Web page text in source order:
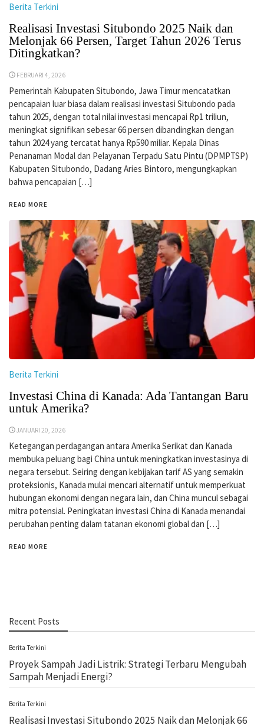
Berita Terkini
Realisasi Investasi Situbondo 2025 Naik dan
Melonjak 66 Persen, Target Tahun 2026 Terus
Ditingkatkan?
FEBRUARI 4, 2026
Pemerintah Kabupaten Situbondo, Jawa Timur mencatatkan
pencapaian luar biasa dalam realisasi investasi Situbondo pada
tahun 2025, dengan total nilai investasi mencapai Rp1 triliun,
meningkat signifikan sebesar 66 persen dibandingkan dengan
tahun 2024 yang tercatat hanya Rp590 miliar. Kepala Dinas
Penanaman Modal dan Pelayanan Terpadu Satu Pintu (DPMPTSP)
Kabupaten Situbondo, Dadang Aries Bintoro, mengungkapkan
bahwa pencapaian […]
READ MORE
Berita Terkini
Investasi China di Kanada: Ada Tantangan Baru
untuk Amerika?
JANUARI 20, 2026
Ketegangan perdagangan antara Amerika Serikat dan Kanada
membuka peluang bagi China untuk meningkatkan investasinya di
negara tersebut. Seiring dengan kebijakan tarif AS yang semakin
proteksionis, Kanada mulai mencari alternatif untuk memperkuat
hubungan ekonomi dengan negara lain, dan China muncul sebagai
mitra potensial. Peningkatan investasi China di Kanada menandai
perubahan penting dalam tatanan ekonomi global dan […]
READ MORE
Recent Posts
Berita Terkini
Proyek Sampah Jadi Listrik: Strategi Terbaru Mengubah
Sampah Menjadi Energi?
Berita Terkini
Realisasi Investasi Situbondo 2025 Naik dan Melonjak 66